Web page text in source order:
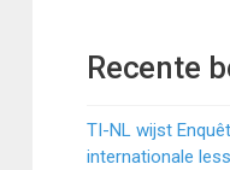
Recente
TI-NL wijst
internationale